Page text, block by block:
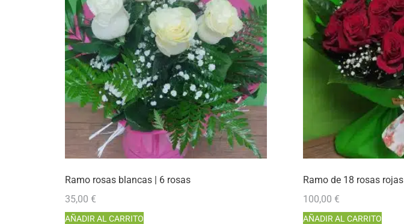
Ramo rosas blancas | 6 rosas
35,00 €
AÑADIR AL CARRITO
Ramo de 18 rosas rojas
100,00 €
AÑADIR AL CARRITO